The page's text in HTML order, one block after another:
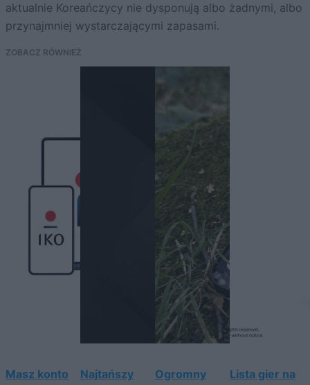
aktualnie Koreańczycy nie dysponują albo żadnymi, albo
przynajmniej wystarczającymi zapasami.
ZOBACZ RÓWNIEŻ
Masz konto
Najtańszy
Ogromny
Lista gier na